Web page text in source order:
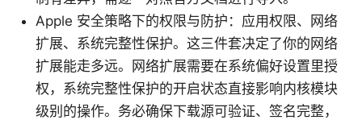
Apple 安全策略下的权限与防护：应用权限、网络
扩展、系统完整性保护。这三件套决定了你的网络
扩展能走多远。网络扩展需要在系统偏好设置里授
权，系统完整性保护的开启状态直接影响内核模块
级别的操作。务必确保下载源可验证、签名完整，